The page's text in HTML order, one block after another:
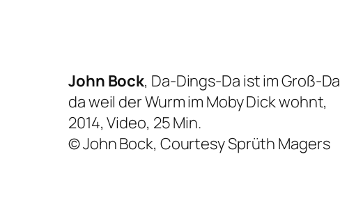
John Bock, Da-Dings-Da ist im Groß-Da
da weil der Wurm im Moby Dick wohnt,
2014, Video, 25 Min.
©John Bock, Courtesy Sprüth Magers